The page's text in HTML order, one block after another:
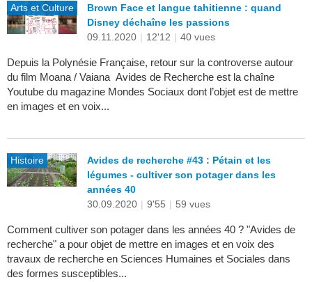
Arts et Culture
Brown Face et langue tahitienne : quand
Disney déchaîne les passions
09.11.2020 | 12'12 | 40 vues
Depuis la Polynésie Française, retour sur la controverse autour
du film Moana / Vaiana Avides de Recherche est la chaîne
Youtube du magazine Mondes Sociaux dont l’objet est de mettre
en images et en voix...
Histoire
Avides de recherche #43 : Pétain et les
légumes - cultiver son potager dans les
années 40
30.09.2020 | 9'55 | 59 vues
Comment cultiver son potager dans les années 40 ? "Avides de
recherche" a pour objet de mettre en images et en voix des
travaux de recherche en Sciences Humaines et Sociales dans
des formes susceptibles...